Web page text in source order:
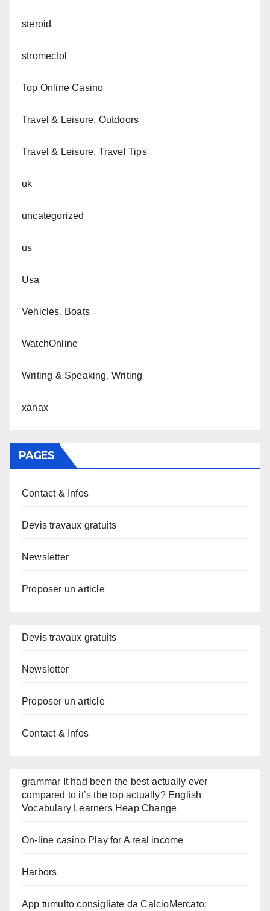
steroid
stromectol
Top Online Casino
Travel & Leisure, Outdoors
Travel & Leisure, Travel Tips
uk
uncategorized
us
Usa
Vehicles, Boats
WatchOnline
Writing & Speaking, Writing
xanax
PAGES
Contact & Infos
Devis travaux gratuits
Newsletter
Proposer un article
Devis travaux gratuits
Newsletter
Proposer un article
Contact & Infos
grammar It had been the best actually ever
compared to it’s the top actually? English
Vocabulary Learners Heap Change
On-line casino Play for A real income
Harbors
App tumulto consigliate da CalcioMercato: